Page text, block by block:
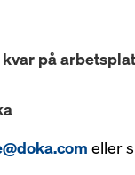
på
eller